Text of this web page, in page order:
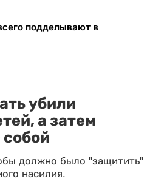
подделывают в
убили
а затем
должно было "защитить"
насилия.